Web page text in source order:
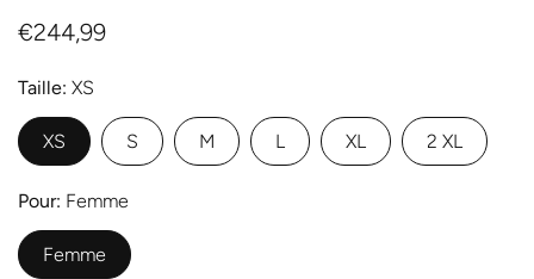
€244,99
Taille XS
XS S M L XL 2 XL
Pour Femme
Femme